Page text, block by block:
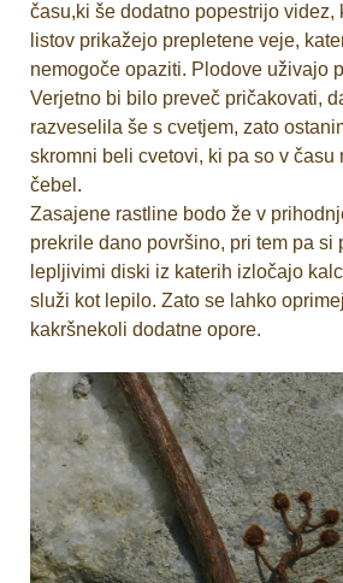
času,ki še dodatno popestrijo videz,
listov prikažejo prepletene veje,
nemogoče opaziti. Plodove uživajo
Verjetno bi bilo preveč pričakovati,
razveselila še s cvetjem, zato
skromni beli cvetovi, ki pa so v času
čebel.
Zasajene rastline bodo že v
prekrile dano površino, pri tem pa si
lepljivimi diski iz katerih izločajo
služi kot lepilo. Zato se lahko
kakršnekoli dodatne opore.